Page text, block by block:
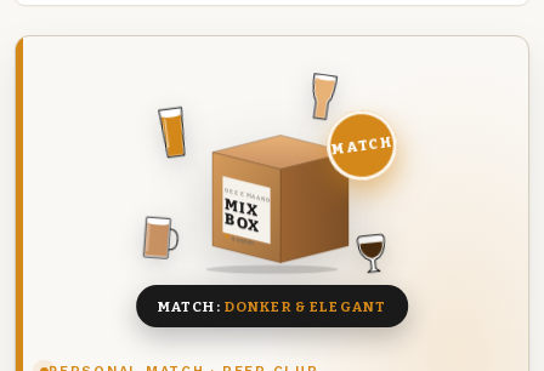
DEZE MAAND
MIX
BOX
8 BIEREN
MATCH
MATCH: DONKER & ELEGANT